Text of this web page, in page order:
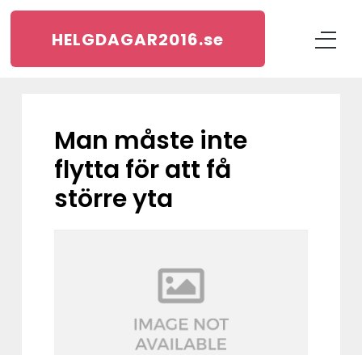
HELGDAGAR2016.se
Man måste inte
flytta för att få
större yta